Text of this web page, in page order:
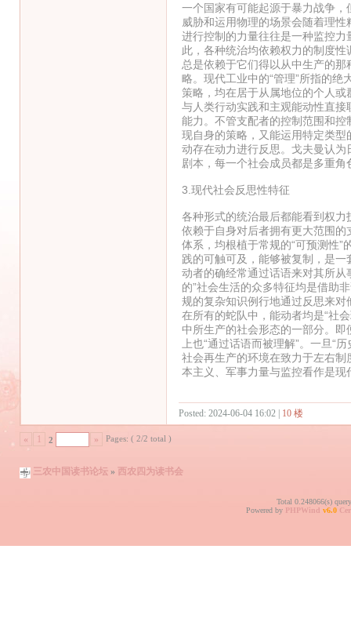
一个国家有可能起源于暴力战争
威胁和运用物理的场景会随着理
进行控制的力量往往是一种监控
此，各种统治均依赖权力的制度
总是依赖于它们得以从中生产的
略。现代工业中的“管理”所指的
策略，均在居于从属地位的个人
与人类行动实践和主观能动性直
能力。不管支配者的控制范围和
现自身的策略，又能运用特定类
动存在动力进行反思。戈夫曼认
剧本，每一个社会成员都是多重
3.现代社会反思性特征
各种形式的统治最后都能看到权
依赖于自身对后者拥有更大范围
体系，均根植于常规的“可预测性
践的可触可及，能够被复制，是
动者的确经常通过话语来对其所从
的”社会生活的众多特征均是借助
规的复杂知识例行地通过反思来
在所有的蛇队中，能动者均是“社
中所生产的社会形态的一部分。即
上也“通过话语而被理解”。一旦“
社会再生产的环境在致力于左右
本主义、军事力量与监控看作是现
Posted: 2024-06-04 16:02 | 10 楼
« 1 2 » Pages: ( 2/2 total )
三农中国读书论坛 » 西农四为读书会
Total 0.248066(s)
Powered by PHPWind v6.0